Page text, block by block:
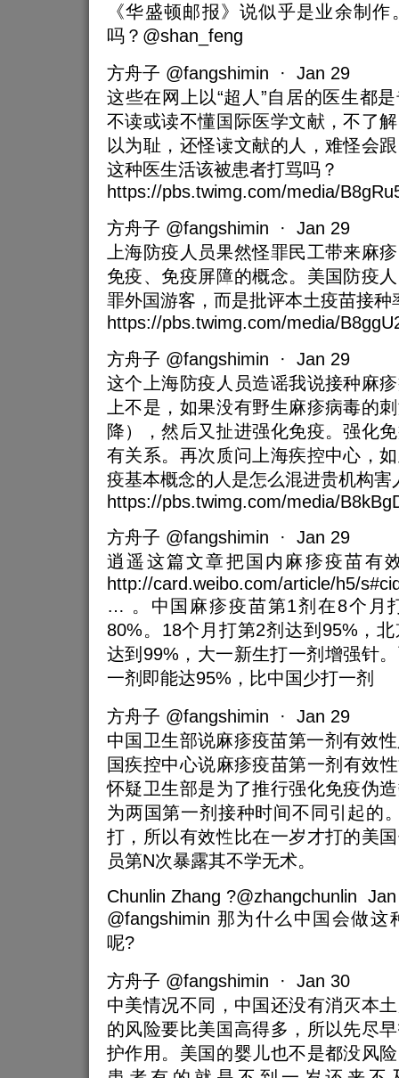
《华盛顿邮报》说似乎是业余制
吗？@shan_feng
方舟子 @fangshimin · Jan 29
这些在网上以“超人”自居的医生都
不读或读不懂国际医学文献，不了
以为耻，还怪读文献的人，难怪会
这种医生活该被患者打骂吗？
https://pbs.twimg.com/media/
方舟子 @fangshimin · Jan 29
上海防疫人员果然怪罪民工带来麻
免疫、免疫屏障的概念。美国防疫
罪外国游客，而是批评本土疫苗接种
https://pbs.twimg.com/media/
方舟子 @fangshimin · Jan 29
这个上海防疫人员造谣我说接种麻
上不是，如果没有野生麻疹病毒的
降），然后又扯进强化免疫。强化
有关系。再次质问上海疾控中心，
疫基本概念的人是怎么混进贵机构害
https://pbs.twimg.com/media/
方舟子 @fangshimin · Jan 29
逍遥这篇文章把国内麻疹疫苗有
http://card.weibo.com/article/h5/
… 。中国麻疹疫苗第1剂在8个月
80%。18个月打第2剂达到95%，
达到99%，大一新生打一剂增强针
一剂即能达95%，比中国少打一剂
方舟子 @fangshimin · Jan 29
中国卫生部说麻疹疫苗第一剂有效
国疾控中心说麻疹疫苗第一剂有效
怀疑卫生部是为了推行强化免疫伪
为两国第一剂接种时间不同引起的
打，所以有效性比在一岁才打的美
员第N次暴露其不学无术。
Chunlin Zhang ?@zhangchunlin
@fangshimin 那为什么中国会做
呢?
方舟子 @fangshimin · Jan 30
中美情况不同，中国还没有消灭本
的风险要比美国高得多，所以先尽
护作用。美国的婴儿也不是都没风